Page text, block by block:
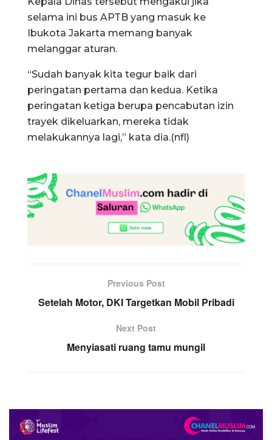
selama ini bus APTB yang masuk ke
Ibukota Jakarta memang banyak
melanggar aturan.
“Sudah banyak kita tegur baik dari
peringatan pertama dan kedua. Ketika
peringatan ketiga berupa pencabutan izin
trayek dikeluarkan, mereka tidak
melakukannya lagi,” kata dia.(nfl)
Previous Post
Setelah Motor, DKI Targetkan Mobil Pribadi
Next Post
Menyiasati ruang tamu mungil